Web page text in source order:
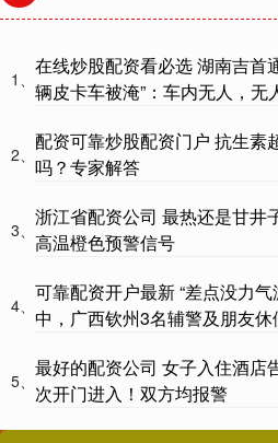
1、
在线炒股配资看必选 湖南吉首
辆皮卡车被淹”：车内无人，无
2、
配资可靠炒股配资门户 抗生素
吗？专家解答
3、
浙江省配资公司 最热还是甘井
高温橙色预警信号
4、
可靠配资开户最新 “差点没力
中，广西钦州3名辅警及朋友
5、
最好的配资公司 女子入住酒店
次开门进入！双方均报警